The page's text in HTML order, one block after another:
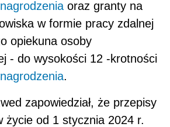
oraz granty na
w formie pracy zdalnej
opiekuna osoby
- do wysokości 12 -krotności
.
zapowiedział, że przepisy
życie od 1 stycznia 2024 r.